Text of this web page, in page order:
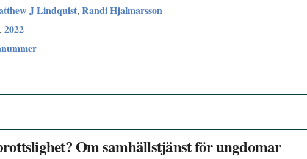
J Lindquist, Randi Hjalmarsson
, 2022
Om samhällstjänst för ungdomar